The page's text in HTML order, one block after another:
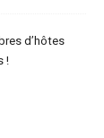
d’hôtes
!